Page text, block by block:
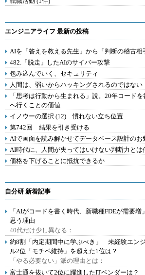
エンジニアライフ 最新の投稿
AIを「答えを教える先生」から「判断の稽古相
482.「脱走」したAIのサイバー攻撃
包み込んでいく、セキュリティ
人間は、弱いからハッキングされるのではない
「思考は行動から生まれる」説。20年コード
へ行くことの価値
イノウーの選択 (12) 慣れない立ち位置
第742回 結果を引き受ける
AIで画面を読み解かせてデータベース設計のお
AI時代に、人間が失ってはいけない判断力とは
価格を下げることに抵抗できるか
自分研 新着記事
「AIがコードを書く時代、新職種FDEが需要
思う理由
40代だけ少し異なる：
約8割「内定期間中に学ぶべき」 未経験エン
ル2位「モチベ維持」を超えた1位は？
「やる必要ない」派の理由とは：
富士通を抜いて2位に躍進したITベンダーは？